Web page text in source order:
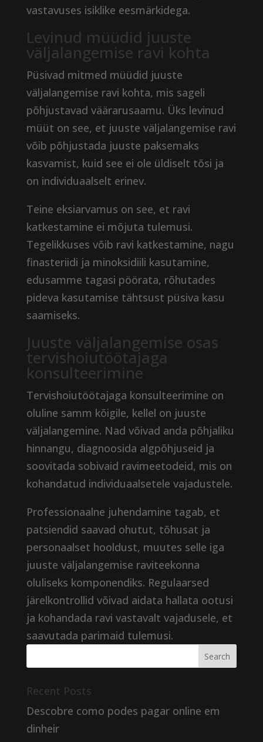
vastavuses isiklike eesmärkidega.
Levinud müüdid juuste
väljalangemise ravi kohta
Püsivad mitmed müüdid juuste
väljalangemise ravi kohta, mis sageli
põhjustavad väärarusaamu. Üks levinud
müüt on see, et juuste väljalangemise ravi
võib põhjustada juuste paksemaks
kasvamist, kuid see ei ole üldiselt tõsi ja
on individuaalselt erinev.
Teine eksiarvamus on see, et ravi
katkestamine ei mõjuta tulemusi.
Tegelikkuses võib ravi katkestamine, nagu
finasteriidi ja minoksidiili kasutamine,
edusamme tagasi pöörata, rõhutades
pideva kasutamise tähtsust püsiva kasu
saamiseks.
Juuste väljalangemise osas
tervishoiutöötajaga
konsulteerimine
Tervishoiutöötajaga konsulteerimine on
oluline samm kõigile, kellel on juuste
väljalangemine. Nad võivad anda põhjaliku
hinnangu, diagnoosida algpõhjuseid ja
soovitada sobivaid ravimeetodeid, mis on
kohandatud individuaalsetele vajadustele.
Professionaalne juhendamine tagab, et
patsiendid saavad ohutut, tõhusat ja
personaalset hooldust, muutes selle iga
juuste väljalangemise raviteekonna
oluliseks komponendiks. Regulaarsed
järelkontrollid võivad aidata hallata ootusi
ja kohandada ravi vastavalt vajadusele, et
saavutada parimaid tulemusi.
Recent Posts
Descobre como podes pagar online em
dinheir